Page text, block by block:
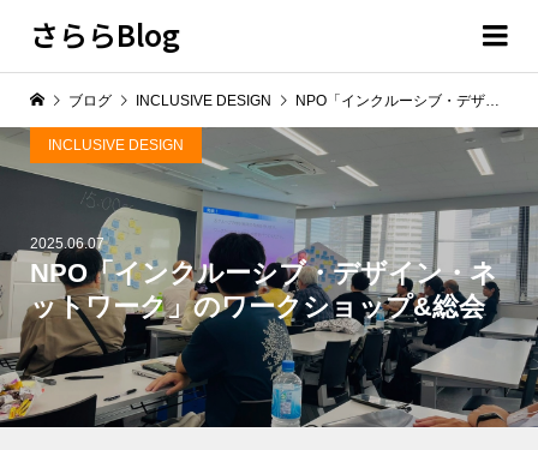
さららBlog
2025.06.07
NPO「インクルーシブ・デザイン・ネ
ットワーク」のワークショップ&総会
INCLUSIVE DESIGN
ブログ INCLUSIVE DESIGN NPO「インクルーシブ・デザイン・ネットワーク」のワークショップ&総会